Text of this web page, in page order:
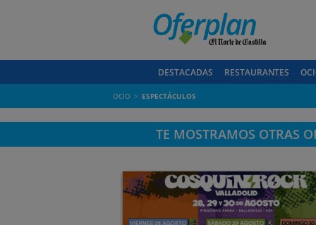
DESTACADAS RESTAURANTES
OCIO ESPECTÁCULOS
TE MOSTRAMOS OTRAS